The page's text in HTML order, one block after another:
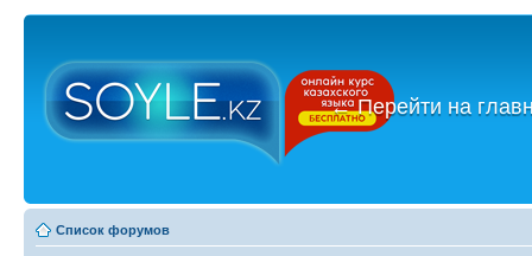
←Перейти на
Список форумов